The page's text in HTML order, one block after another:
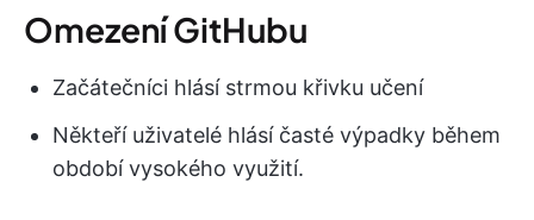
Omezení GitHubu
Začátečníci hlásí strmou křivku učení
Někteří uživatelé hlásí časté výpadky během
období vysokého využití.